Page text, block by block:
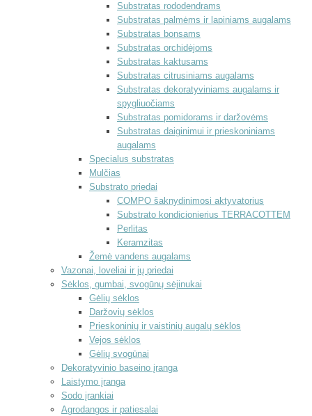
Substratas rododendrams
Substratas palmėms ir lapiniams augalams
Substratas bonsams
Substratas orchidėjoms
Substratas kaktusams
Substratas citrusiniams augalams
Substratas dekoratyviniams augalams ir
spygliuočiams
Substratas pomidorams ir daržovėms
Substratas daiginimui ir prieskoniniams
augalams
Specialus substratas
Mulčias
Substrato priedai
COMPO šaknydinimosi aktyvatorius
Substrato kondicionierius TERRACOTTEM
Perlitas
Keramzitas
Žemė vandens augalams
Vazonai, loveliai ir jų priedai
Sėklos, gumbai, svogūnų sėjinukai
Gėlių sėklos
Daržovių sėklos
Prieskoninių ir vaistinių augalų sėklos
Vejos sėklos
Gėlių svogūnai
Dekoratyvinio baseino įranga
Laistymo įranga
Sodo įrankiai
Agrodangos ir patiesalai